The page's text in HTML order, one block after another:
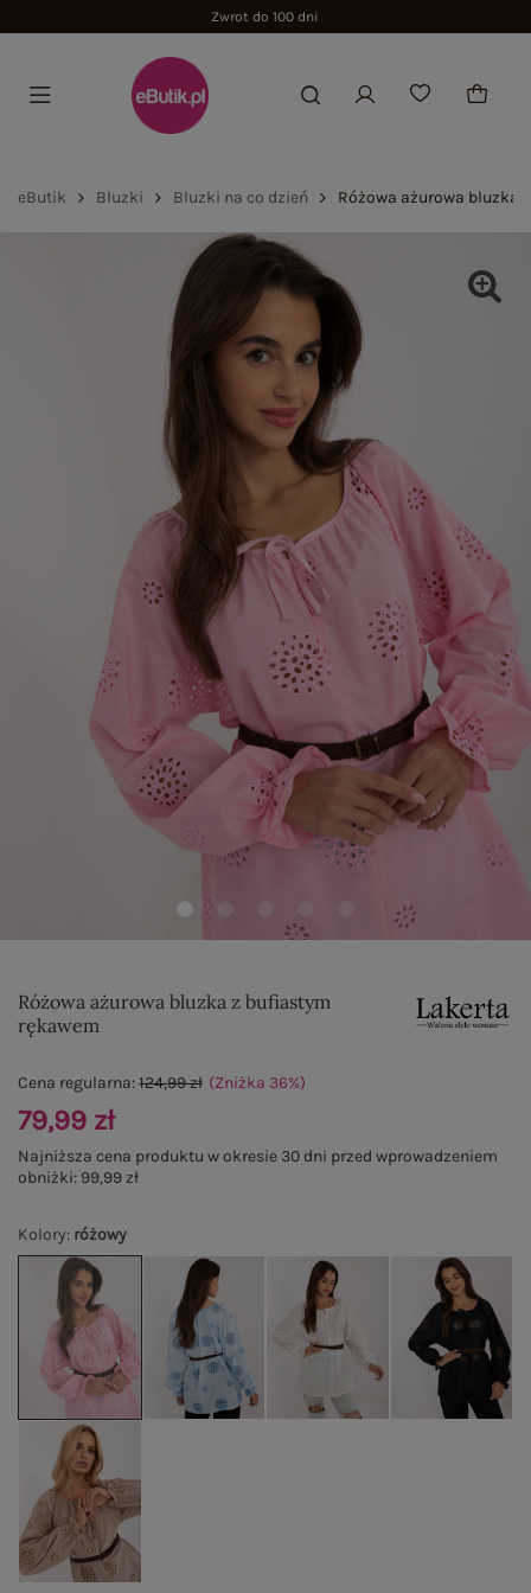
eButik Bluzki Bluzki na co dzień Różowa ażurowa bluzka
Różowa ażurowa bluzka z bufiastym
rękawem
Kolory: różowy
Cena regularna:124,99 zł (Zniżka 36%)
79,99 zł
Najniższa cena produktu w okresie 30 dni przed wprowadzeniem
obniżki: 99,99 zł